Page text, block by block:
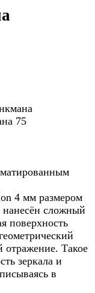
75
4 мм размером
сложный
поверхность
Такое
зеркала и
в